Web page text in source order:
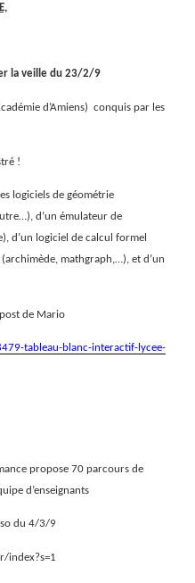
la veille du 23/2/9
d’Amiens) conquis par les
!
logiciels de géométrie
d’un émulateur de
d’un logiciel de calcul formel
mathgraph,…), et d’un
de Mario
tableau-blanc-interactif-lycee-
propose 70 parcours de
d’enseignants
du 4/3/9
index?s=1